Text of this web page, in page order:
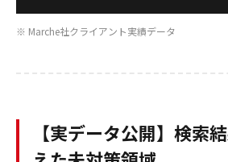
※ Marche社クライアント実績データ
【実データ公開】検索